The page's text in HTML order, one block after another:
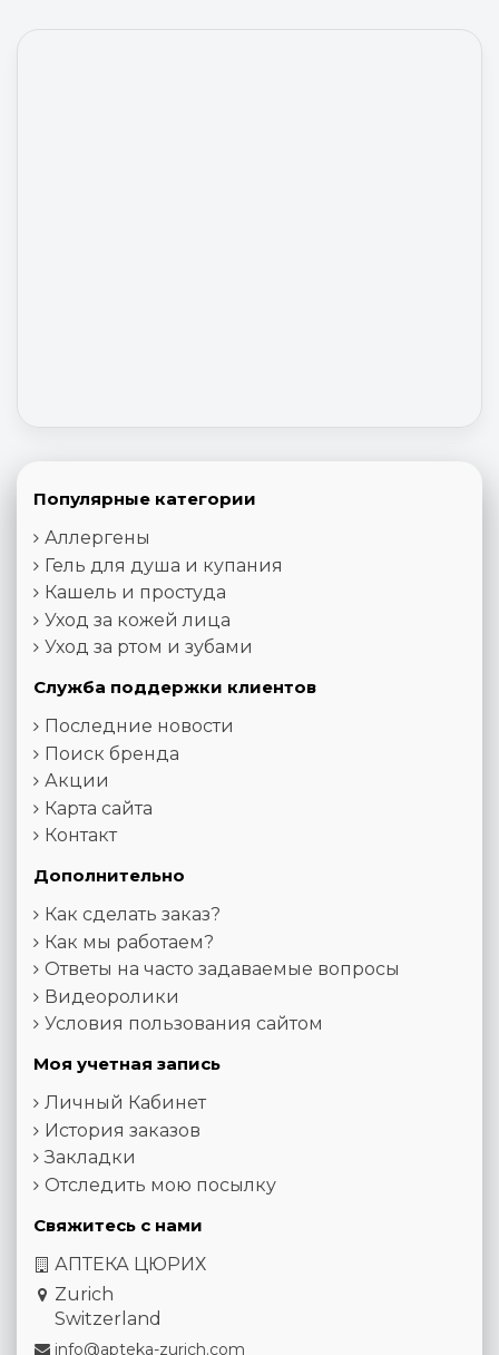
Популярные категории
Аллергены
Гель для душа и купания
Кашель и простуда
Уход за кожей лица
Уход за ртом и зубами
Служба поддержки клиентов
Последние новости
Поиск бренда
Акции
Карта сайта
Контакт
Дополнительно
Как сделать заказ?
Как мы работаем?
Ответы на часто задаваемые вопросы
Видеоролики
Условия пользования сайтом
Моя учетная запись
Личный Кабинет
История заказов
Закладки
Отследить мою посылку
Свяжитесь с нами
АПТЕКА ЦЮРИХ
Zurich
Switzerland
info@apteka-zurich.com